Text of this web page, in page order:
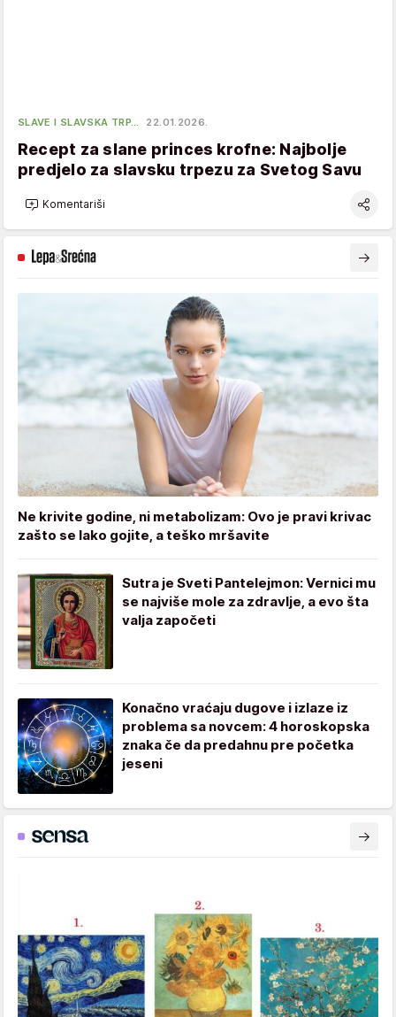
SLAVE I SLAVSKA TRP… 22.01.2026.
Recept za slane princes krofne: Najbolje
predjelo za slavsku trpezu za Svetog Savu
Komentariši
Ne krivite godine, ni metabolizam: Ovo je pravi krivac
zašto se lako gojite, a teško mršavite
Sutra je Sveti Pantelejmon: Vernici mu
se najviše mole za zdravlje, a evo šta
valja započeti
Konačno vraćaju dugove i izlaze iz
problema sa novcem: 4 horoskopska
znaka če da predahnu pre početka
jeseni